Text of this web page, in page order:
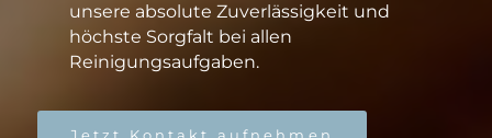
unsere absolute Zuverlässigkeit und
höchste Sorgfalt bei allen
Reinigungsaufgaben.